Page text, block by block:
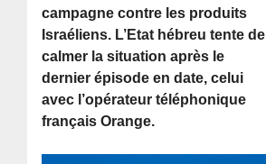
campagne contre les produits
Israéliens. L’Etat hébreu tente de
calmer la situation après le
dernier épisode en date, celui
avec l’opérateur téléphonique
français Orange.